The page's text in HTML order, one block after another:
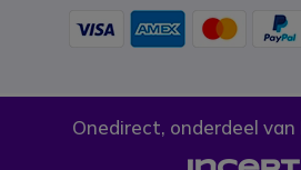
Onedirect, onderdeel van